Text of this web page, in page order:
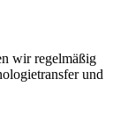
wir regelmäßig
und